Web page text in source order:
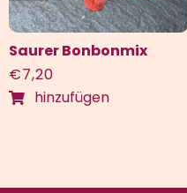
Saurer Bonbonmix
€7,20
hinzufügen